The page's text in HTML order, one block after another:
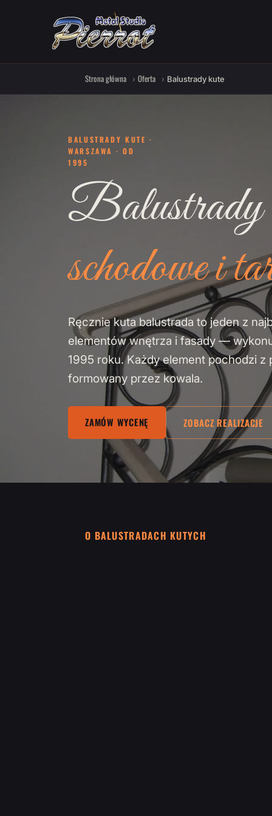
Strona główna Oferta Balustrady kute
BALUSTRADY KUTE ·
WARSZAWA · OD
1995
Balustrady
schodowe i
Ręcznie kuta balustrada to jeden z
elementów wnętrza i fasady —
1995 roku. Każdy element pochodzi z
formowany przez kowala.
ZAMÓW WYCENĘ ZOBACZ REALIZACJE
O BALUSTRADACH KUTYCH